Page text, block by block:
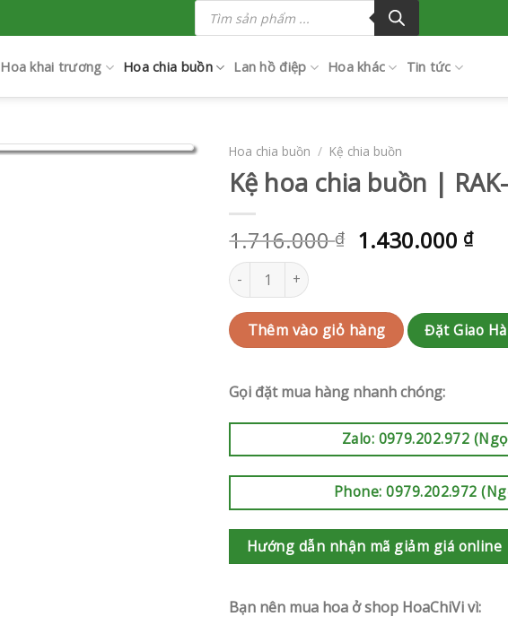
Tìm
kiếm
phẩm
Hoa khai trương Hoa chia buồn Lan hồ điệp Hoa khác Tin tức
Hoa chia buồn / Kệ chia buồn
Kệ hoa chia buồn |
1.716.000₫ 1.430.000 ₫
Kệ hoa chia buồn | RAK-G81 số lượng
Thêm vào giỏ hàng Đặt Giao
Gọi đặt mua hàng nhanh chóng:
Zalo: 0979.202.972
Phone: 0979.202.972
Hướng dẫn nhận mã giảm giá online
Bạn nên mua hoa ở shop HoaChiVi vì: